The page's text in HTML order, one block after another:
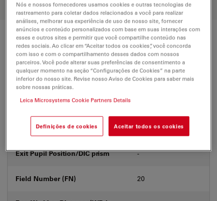
Technical Specs
Product Number 11506229
Correction Ring (CORR)
Coverglass With & without
Exit Pupil Position/DIC prism -
Field Number (FN) 20
Nós e nossos fornecedores usamos cookies e outras tecnologias de
rastreamento para coletar dados relacionados a você para realizar
análises, melhorar sua experiência de uso de nosso site, fornecer
anúncios e conteúdo personalizados com base em suas interações com
esses e outros sites e permitir que você compartilhe conteúdo nas
redes sociais. Ao clicar em “Aceitar todos os cookies”, você concorda
com isso e com o compartilhamento desses dados com nossos
parceiros. Você pode alterar suas preferências de consentimento a
qualquer momento na seção “Configurações de Cookies” na parte
inferior do nosso site. Revise nosso Aviso de Cookies para saber mais
sobre nossas práticas.
Leica Microsystems Cookie Partners Details
Definições de cookies Aceitar todos os cookies